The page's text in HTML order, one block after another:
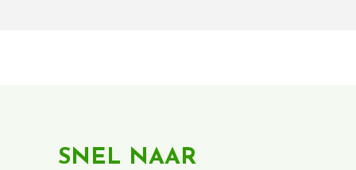
SNEL NAAR